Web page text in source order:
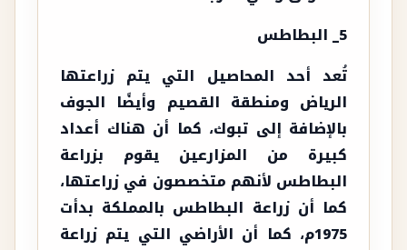
5_ البطاطس
تُعد أحد المحاصيل التي يتم زراعتها
الرياض ومنطقة القصيم وأيضًا الجوف
بالإضافة إلى تبوك، كما أن هناك أعداد
كبيرة من المزارعين يقوم بزراعة
البطاطس لأنهم متخصصون في زراعتها،
كما أن زراعة البطاطس بالمملكة بدأت
1975م، كما أن الأراضي التي يتم زراعة